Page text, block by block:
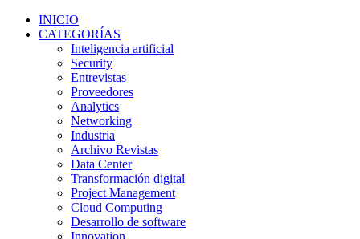
INICIO
CATEGORÍAS
Inteligencia artificial
Security
Entrevistas
Proveedores
Analytics
Networking
Industria
Archivo Revistas
Data Center
Transformación digital
Project Management
Cloud Computing
Desarrollo de software
Innovation